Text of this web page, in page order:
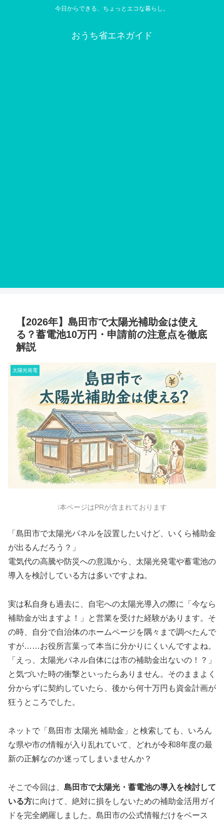
今日からできる、ちょっとエコな暮らし。
おうち省エネガイド
【2026年】島田市で太陽光補助金は使え
る？蓄電池10万円・申請前の注意点を徹底
解説
太陽光発電
❕本ページはPRが含まれております
「島田市で太陽光パネルを設置したいけど、いくら補助金
が出るんだろう？」
電気代の高騰や防災への意識から、太陽光発電や蓄電池の
導入を検討している方は多いですよね。
実は私自身も過去に、自宅への太陽光導入の際に「今なら
補助金が出ますよ！」と営業を受けた経験があります。そ
の時、自分で自治体のホームページを隅々まで調べたんで
すが……お役所言葉って本当に分かりにくいんですよね。
「えっ、太陽光パネル自体には市の補助金出ないの！？」
と気づいた時の衝撃といったらありません。そのままよく
分からずに契約していたら、後から何十万円も資金計画が
狂うところでした。
ネットで「島田市 太陽光 補助金」と検索しても、いろん
な県や市の情報が入り乱れていて、どれが令和8年度の最
新の正解なのか迷ってしまいませんか？
そこで今回は、 島田市で太陽光・蓄電池の導入を検討して
いる方に向けて、絶対に損をしないための補助金活用ガイ
ドを完全網羅しました。島田市の公式情報だけをベース